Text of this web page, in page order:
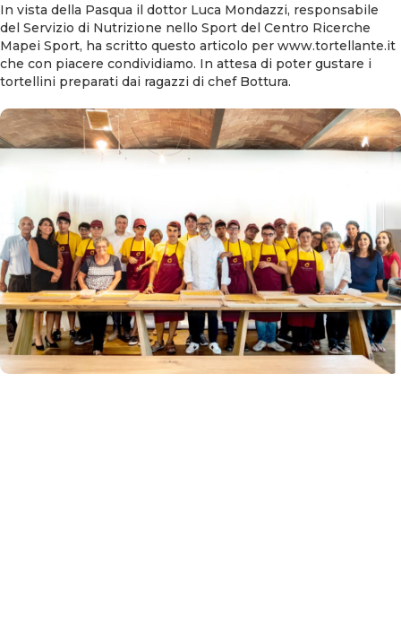
In vista della Pasqua il dottor Luca Mondazzi, responsabile
del Servizio di Nutrizione nello Sport del Centro Ricerche
Mapei Sport, ha scritto questo articolo per www.tortellante.it
che con piacere condividiamo. In attesa di poter gustare i
tortellini preparati dai ragazzi di chef Bottura.